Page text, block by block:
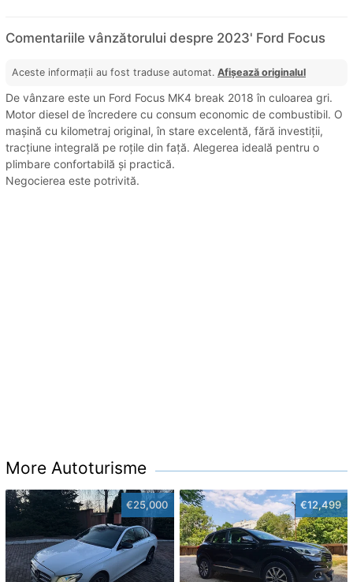
Comentariile vânzătorului despre 2023' Ford Focus
Aceste informații au fost traduse automat. Afișează originalul
De vânzare este un Ford Focus MK4 break 2018 în culoarea gri.
Motor diesel de încredere cu consum economic de combustibil. O
mașină cu kilometraj original, în stare excelentă, fără investiții,
tracțiune integrală pe roțile din față. Alegerea ideală pentru o
plimbare confortabilă și practică.
Negocierea este potrivită.
More Autoturisme
€25,000 €12,499